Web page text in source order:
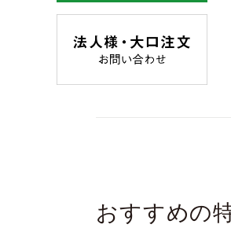
おすすめの